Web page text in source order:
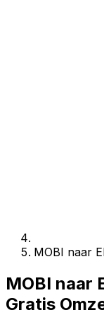
MOBI naar
MOBI naar
Gratis